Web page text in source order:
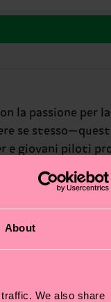
About
We also share
la passione per
se
e giovani piloti